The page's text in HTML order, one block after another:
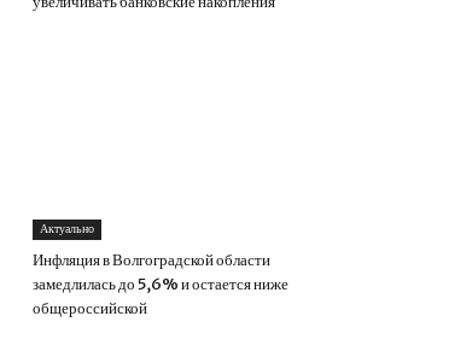
Актуально
Инфляция в Волгоградской области
замедлилась до 5,6% и остается ниже
общероссийской